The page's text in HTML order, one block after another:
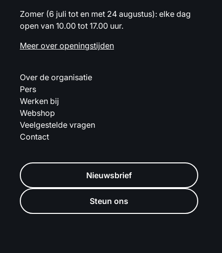
Zomer (6 juli tot en met 24 augustus): elke dag
open van 10.00 tot 17.00 uur.
Meer over openingstijden
Over de organisatie
Pers
Werken bij
Webshop
Veelgestelde vragen
Contact
Nieuwsbrief
Steun ons